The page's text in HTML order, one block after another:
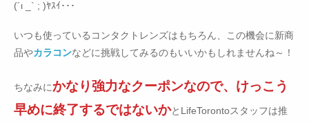
(´ι _` ; )ﾔｽｲ･･･
いつも使っているコンタクトレンズはもちろん、この機会に新商
品やカラコンなどに挑戦してみるのもいいかもしれませんね～！
ちなみにかなり強力なクーポンなので、けっこう
早めに終了するではないかとLifeTorontoスタッフは推